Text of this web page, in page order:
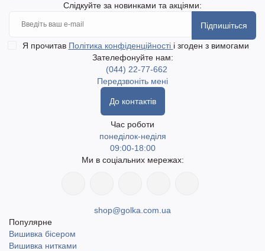
Слідкуйте за новинками та акціями:
Підпишіться
Я прочитав Політика конфіденційності і згоден з вимогами
Зателефонуйте нам:
(044) 22-77-662
Передзвоніть мені
До контактів
Час роботи
понеділок-неділя
09:00-18:00
Ми в соціальних мережах:
shop@golka.com.ua
Популярне
Вишивка бісером
Вишивка нитками